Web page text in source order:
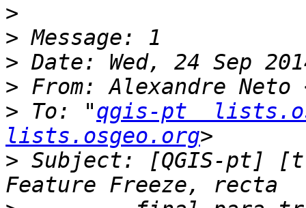
>
>
>
> From: Alexandre Neto
> To: "qgis-pt
lists.osgeo.org
> Subject: [QGIS-pt]